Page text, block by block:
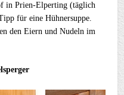
in Prien-Elperting (täglich
für eine Hühnersuppe.
den Eiern und Nudeln im